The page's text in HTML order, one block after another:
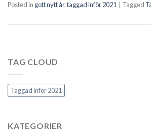
Posted in gott nytt år,taggad inför 2021 Tagged
TAG CLOUD
Taggad inför 2021
KATEGORIER